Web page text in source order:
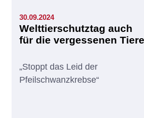
30.09.2024
Welttierschutztag auch
für die vergessenen Tiere
„Stoppt das Leid der
Pfeilschwanzkrebse“